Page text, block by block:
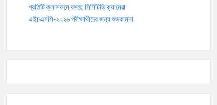
প্রতিটি ক্লাসরুমে বসছে সিসিটিভি ক্যামেরা
এইচএসসি-২০২৬ পরীক্ষার্থীদের জন্য শুভকামনা